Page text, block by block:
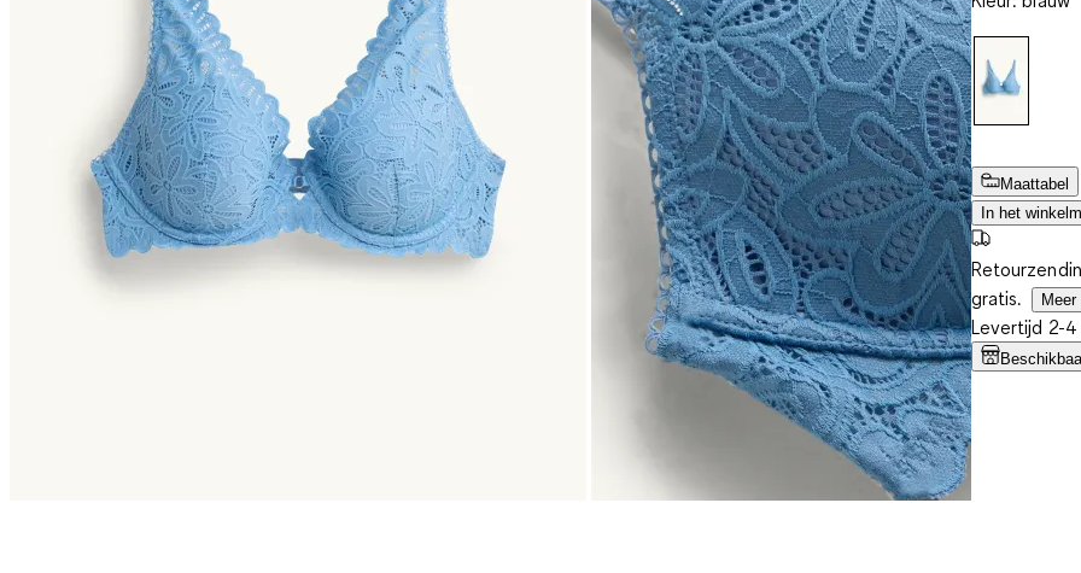
Maattabel
In het
gratis.
Levertijd 2-4